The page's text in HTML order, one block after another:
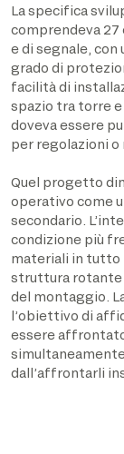
La specifica
comprendeva 27
e di segnale, con
grado di
facilità di
spazio tra torre
doveva essere
per regolazioni o
Quel progetto
operativo come
secondario.
condizione più
materiali in tutto
struttura rotante
del montaggio.
l’obiettivo di
essere
dall’affrontarli